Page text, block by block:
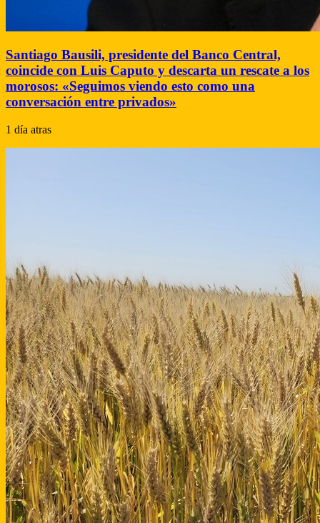
Santiago Bausili, presidente del Banco Central,
coincide con Luis Caputo y descarta un rescate a los
morosos: «Seguimos viendo esto como una
conversación entre privados»
1 día atras